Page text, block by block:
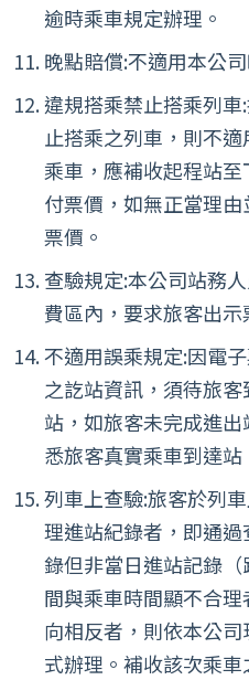
逾時乘車規定辦理。
晚點賠償:不適用本公
違規搭乘禁止搭乘列
止搭乘之列車，則不
乘車，應補收起程站
付票價，如無正當理
票價。
查驗規定:本公司站務
費區內，要求旅客出
不適用誤乘規定:因電
之訖站資訊，須待旅
站，如旅客未完成進
悉旅客真實乘車到達
列車上查驗:旅客於列
理進站紀錄者，即通
錄但非當日進站記錄
間與乘車時間顯不合
向相反者，則依本公
式辦理。補收該次乘